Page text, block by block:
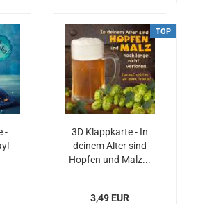
-
TOP
3D Klappkarte - In
deinem Alter sind
Hopfen und Malz...
3,49 EUR